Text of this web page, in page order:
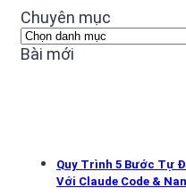
Chuyên mục
Chuyên
mục
Bài mới
Quy Trình 5 Bước Tự
Với Claude Code &